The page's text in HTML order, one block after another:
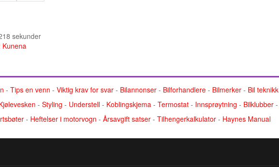
sekunder
Kunena
- Tips en venn - Viktig krav for svar - Bilannonser - Bilforhandlere - Bilmerker - Bil teknikk
- Styling - Understell - Koblingskjema - Termostat - Innsprøytning - Bilklubber -
- Heftelser i motorvogn - Årsavgift satser - Tilhengerkalkulator - Haynes Manual